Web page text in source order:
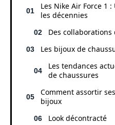
Les Nike Air Force 1
les décennies
Des
Les bijoux de
Les tendances
de chaussures
Comment assortir
bijoux
Look décontracté